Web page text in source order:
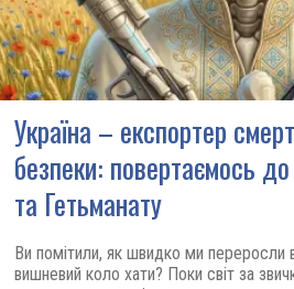
Україна – експортер
безпеки: повертаємось до
та Гетьманату
Ви помітили, як швидко ми переросли
вишневий коло хати? Поки світ за